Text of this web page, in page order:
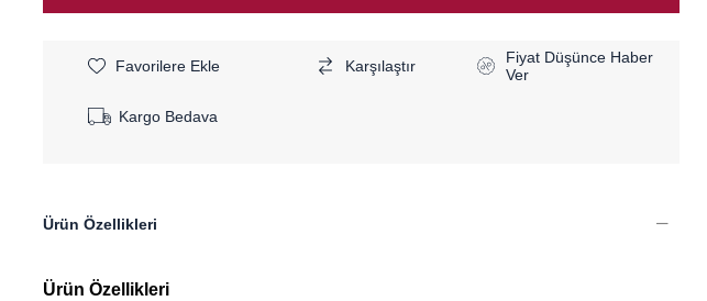
Favorilere Ekle Karşılaştır
Fiyat Düşünce Haber
Ver
Kargo Bedava
Ürün Özellikleri
Ürün Özellikleri